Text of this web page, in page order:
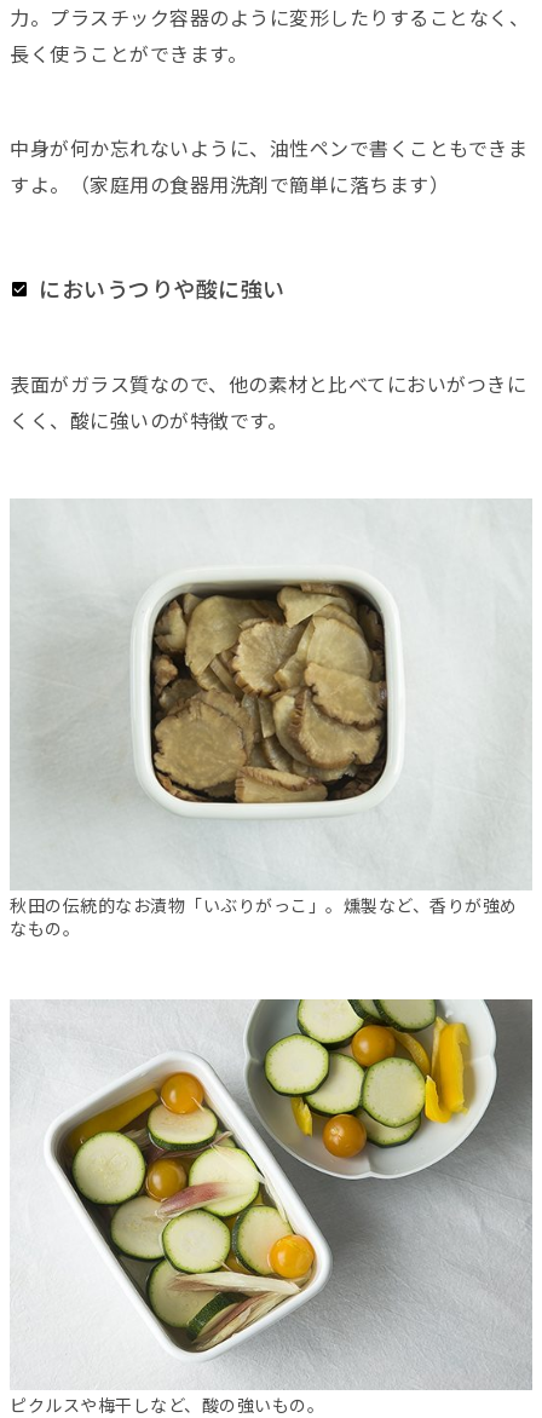
力。プラスチック容器のように変形したりすることなく、
長く使うことができます。
中身が何か忘れないように、油性ペンで書くこともできま
すよ。（家庭用の食器用洗剤で簡単に落ちます）
においうつりや酸に強い
表面がガラス質なので、他の素材と比べてにおいがつきに
くく、酸に強いのが特徴です。
秋田の伝統的なお漬物「いぶりがっこ」。燻製など、香りが強め
なもの。
ピクルスや梅干しなど、酸の強いもの。